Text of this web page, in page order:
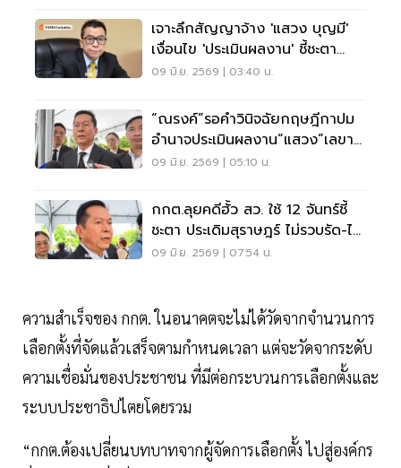
เจาะลึกสัญญาจ้าง 'แสวง บุญมี'
เงื่อนไข 'ประเมินผลงาน' ชี้ชะตา
เลขาฯ กกต.
09 มิ.ย. 2569 | 03:40 น.
“ณรงค์”รอคำวินิจฉัยกฤษฎีกาปม
อำนาจประเมินผลงาน“แสวง”เลขาฯ
กกต.
09 มิ.ย. 2569 | 05:10 น.
กกต.ลุยคดีฮั้ว สว. ใช้ 12 จันทร์ชี้
ชะตา ประเดิมสุราษฎร์ ไม่รวบรัด-ไม่
เป่าคดี
09 มิ.ย. 2569 | 07:54 น.
ความสำเร็จของ กกต. ในอนาคตจะไม่ได้วัดจากจำนวนการ
เลือกตั้งที่จัดแล้วเสร็จตามกำหนดเวลา แต่จะวัดจากระดับ
ความเชื่อมั่นของประชาชน ที่มีต่อกระบวนการเลือกตั้งและ
ระบบประชาธิปไตยโดยรวม
“กกต.ต้องเปลี่ยนบทบาทจากผู้จัดการเลือกตั้ง ไปสู่องค์กร